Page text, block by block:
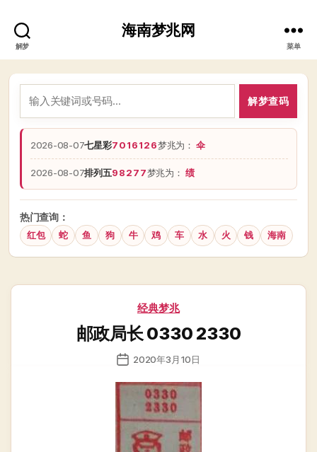
解梦
海南梦兆网
菜单
解梦查码
2026-08-07七星彩7016126梦兆为：伞
2026-08-07排列五98277梦兆为：绩
热门查询：
红包 蛇 鱼 狗 牛 鸡 车 水 火 钱 海南
分
经典梦兆
邮政局长 0330 2330
发
日
2020年3月10日